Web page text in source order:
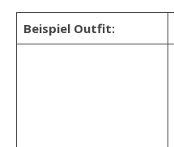
Beispiel Outfit: